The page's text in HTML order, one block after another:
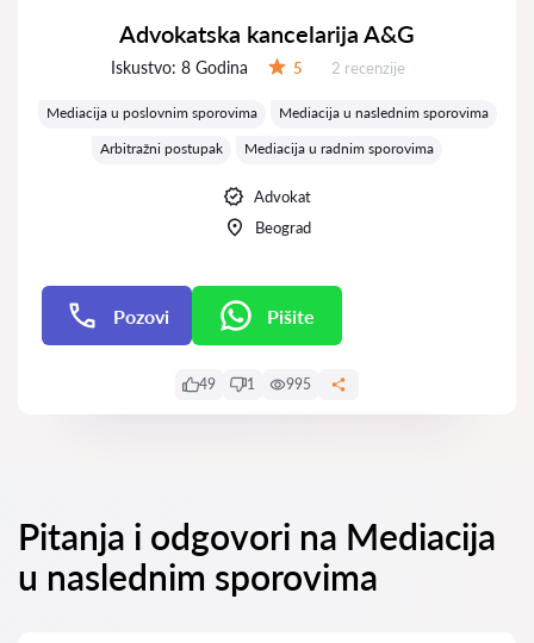
Advokatska kancelarija A&G
Iskustvo: 8 Godina 5 Recenzija:
2 recenzije
Mediacija u poslovnim sporovima
Mediacija u naslednim sporovima
Arbitražni postupak
Mediacija u radnim sporovima
Advokat
Beograd
Pozovi Pišite
49 1 995
Pitanja i odgovori na Mediacija
u naslednim sporovima